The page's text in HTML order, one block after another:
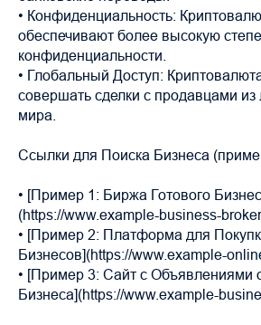
• Конфиденциальность:
обеспечивают более высокую
конфиденциальности.
• Глобальный Доступ:
совершать сделки с продавцами
мира.
Ссылки для Поиска Бизнеса
• [Пример 1: Биржа Готового
(https://www.example-business-
• [Пример 2: Платформа для
Бизнесов](https://www.example-
• [Пример 3: Сайт с Объявлениями
Бизнеса](https://www.example-